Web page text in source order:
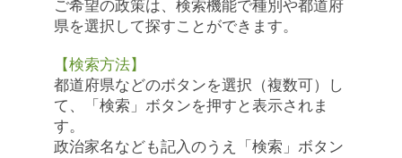
ご希望の政策は、検索機能で種別や都道府
県を選択して探すことができます。
【検索方法】
都道府県などのボタンを選択（複数可）し
て、「検索」ボタンを押すと表示されま
す。
政治家名なども記入のうえ「検索」ボタン